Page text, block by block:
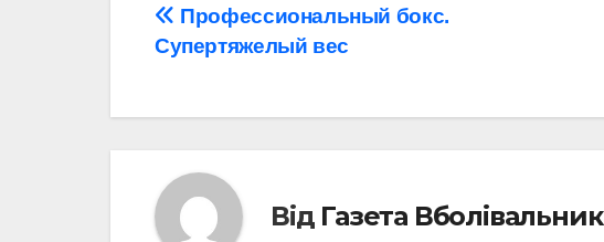
Навігація
записів
Профессиональный бокс.
Супертяжелый вес
Від Газета Вболівальник